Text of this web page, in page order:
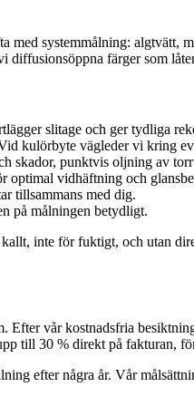
systemmålning: algtvätt,
färger som
slitage och ger tydliga
kulörbyte vägleder vi kring
skador, punktvis oljning av
optimal vidhäftning och
tillsammans med dig.
på målningen betydligt.
inte för fuktigt, och utan
vår kostnadsfria
till 30 % direkt på fakturan,
efter några år. Vår